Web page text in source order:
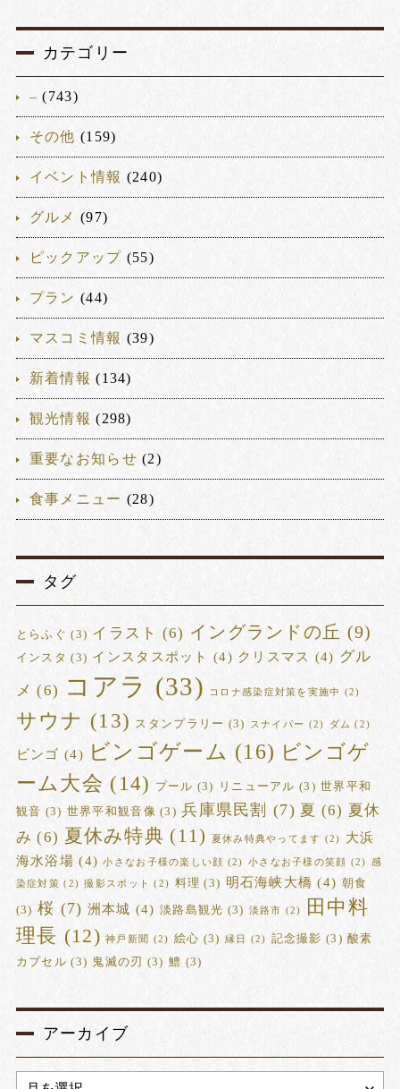
カテゴリー
– (743)
その他 (159)
イベント情報 (240)
グルメ (97)
ピックアップ (55)
プラン (44)
マスコミ情報 (39)
新着情報 (134)
観光情報 (298)
重要なお知らせ (2)
食事メニュー (28)
タグ
とらふぐ (3) イラスト (6) イングランドの丘 (9)
インスタ (3) インスタスポット (4) クリスマス (4) グル
メ (6) コアラ (33) コロナ感染症対策を実施中 (2)
サウナ (13) スタンプラリー (3) スナイパー (2) ダム (2)
ビンゴ (4) ビンゴゲーム (16) ビンゴゲ
ーム大会 (14) プール (3) リニューアル (3) 世界平和
観音 (3) 世界平和観音像 (3) 兵庫県民割 (7) 夏 (6) 夏休
み (6) 夏休み特典 (11) 夏休み特典やってます (2)
大浜
海水浴場 (4) 小さなお子様の楽しい顔 (2) 小さなお子様の笑顔 (2) 感
染症対策 (2) 撮影スポット (2) 料理 (3) 明石海峡大橋 (4) 朝食
(3) 桜 (7) 洲本城 (4) 淡路島観光 (3) 淡路市 (2)
田中料
理長 (12) 神戸新聞 (2) 絵心 (3) 縁日 (2) 記念撮影 (3) 酸素
カプセル (3) 鬼滅の刃 (3) 鱧 (3)
アーカイブ